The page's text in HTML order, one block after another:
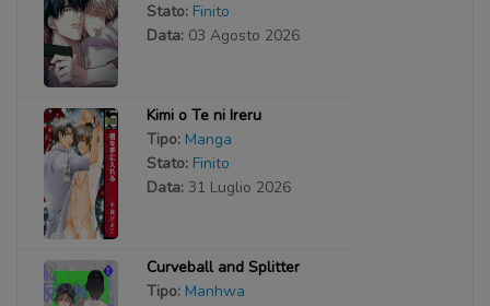
Stato: Finito
Data: 03 Agosto 2026
Kimi o Te ni Ireru
Tipo: Manga
Stato: Finito
Data: 31 Luglio 2026
Curveball and Splitter
Tipo: Manhwa